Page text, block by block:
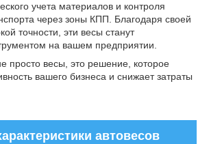
учета материалов и контроля
через зоны КПП. Благодаря своей
точности, эти весы станут
на вашем предприятии.
весы, это решение, которое
вашего бизнеса и снижает затраты
автовесов